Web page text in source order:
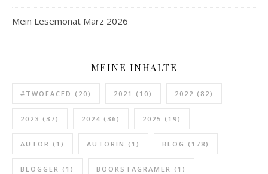
Mein Lesemonat März 2026
MEINE INHALTE
#TWOFACED (20) 2021 (10) 2022 (82)
2023 (37) 2024 (36) 2025 (19)
AUTOR (1) AUTORIN (1) BLOG (178)
BLOGGER (1) BOOKSTAGRAMER (1)